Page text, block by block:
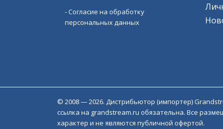
- Согласие на обработку
персональных данных
© 2008 — 2026. Дистрибьютор (импортер)
ссылка на grandstream.ru обязательна. Все
характер и не являются публичной офертой.